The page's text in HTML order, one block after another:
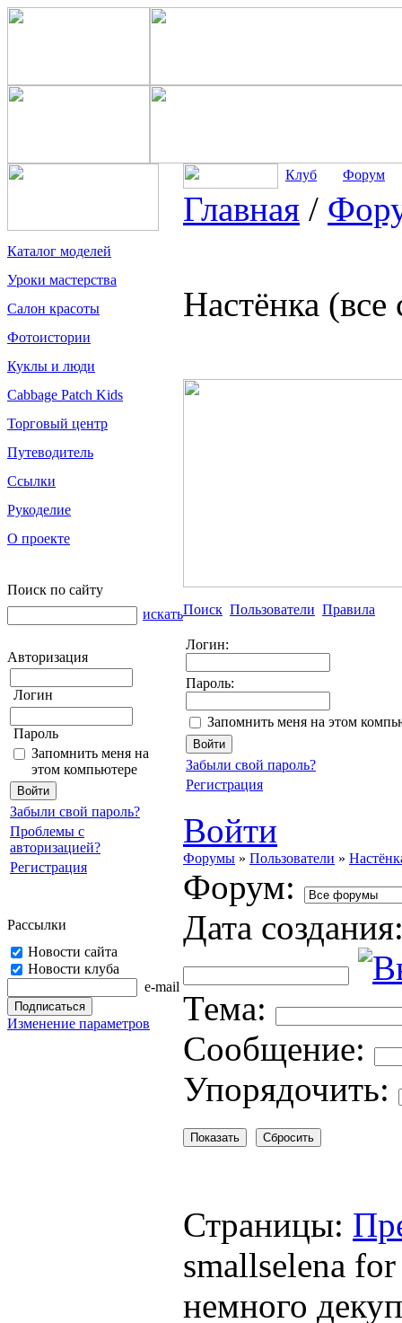
Каталог моделей
Уроки мастерства
Салон красоты
Фотоистории
Куклы и люди
Cabbage Patch Kids
Торговый центр
Путеводитель
Ссылки
Рукоделие
О проекте
Поиск по сайту
искать
Авторизация
Логин
Пароль
Запомнить меня на
этом компьютере
Забыли свой пароль?
Проблемы с
авторизацией?
Регистрация
Рассылки
Новости сайта
Новости клуба
e-mail
Изменение параметров
Клуб Форум
Главная /
Настёнка
Поиск Пользователи Правила
Логин:
Пароль:
Запомнить меня на этом
Забыли свой пароль?
Регистрация
Войти
Форумы » Пользователи »
Форум:
Дата
Тема:
Cooбщение:
Упорядочить:
Страницы:
smallselena
немного